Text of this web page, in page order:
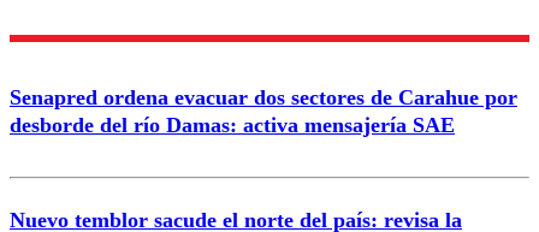
Senapred ordena evacuar dos sectores de Carahue por
desborde del río Damas: activa mensajería SAE
Nuevo temblor sacude el norte del país: revisa la